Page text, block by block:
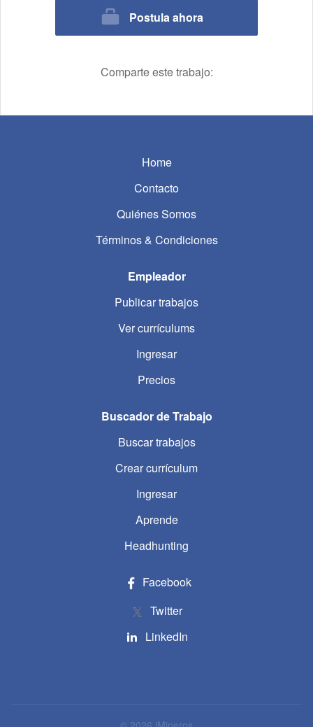
Postula ahora
Comparte este trabajo:
Home
Contacto
Quiénes Somos
Términos & Condiciones
Empleador
Publicar trabajos
Ver currículums
Ingresar
Precios
Buscador de Trabajo
Buscar trabajos
Crear currículum
Ingresar
Aprende
Headhunting
Facebook
Twitter
LinkedIn